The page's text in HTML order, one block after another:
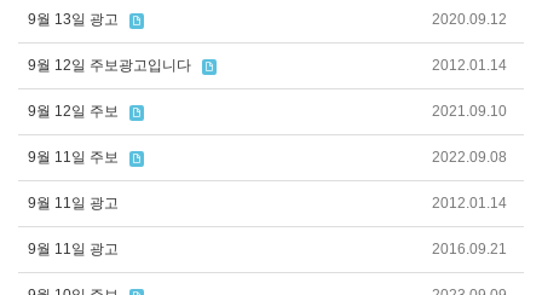
9월 13일 광고 2020.09.12
9월 12일 주보광고입니다 2012.01.14
9월 12일 주보 2021.09.10
9월 11일 주보 2022.09.08
9월 11일 광고 2012.01.14
9월 11일 광고 2016.09.21